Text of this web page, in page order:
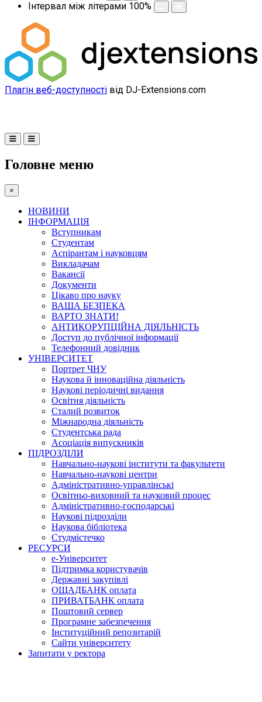
Інтервал між літерами 100%
Плагін веб-доступності від DJ-Extensions.com
Головне меню
×
НОВИНИ
ІНФОРМАЦІЯ
Вступникам
Студентам
Аспірантам і науковцям
Викладачам
Вакансії
Документи
Цікаво про науку
ВАША БЕЗПЕКА
ВАРТО ЗНАТИ!
АНТИКОРУПЦІЙНА ДІЯЛЬНІСТЬ
Доступ до публічної інформації
Телефонний довідник
УНІВЕРСИТЕТ
Портрет ЧНУ
Наукова й інноваційна діяльність
Наукові періодичні видання
Освітня діяльність
Сталий розвиток
Міжнародна діяльність
Студентська рада
Асоціація випускників
ПІДРОЗДІЛИ
Навчально-наукові інститути та факультети
Навчально-наукові центри
Адміністративно-управлінські
Освітньо-виховний та науковий процес
Адміністративно-господарські
Наукові підрозділи
Наукова бібліотека
Студмістечко
РЕСУРСИ
е-Університет
Підтримка користувачів
Державні закупівлі
ОЩАДБАНК оплата
ПРИВАТБАНК оплата
Поштовий сервер
Програмне забезпечення
Інституційний репозитарій
Сайти університету
Запитати у ректора